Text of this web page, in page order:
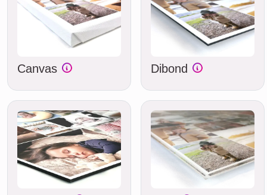
Canvas Dibond